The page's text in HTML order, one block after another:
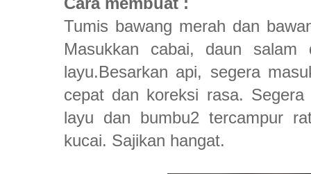
Tumis bawang merah dan
Masukkan cabai, daun
layu.Besarkan api, segera
cepat dan koreksi rasa.
layu dan bumbu2 tercampur
kucai. Sajikan hangat.